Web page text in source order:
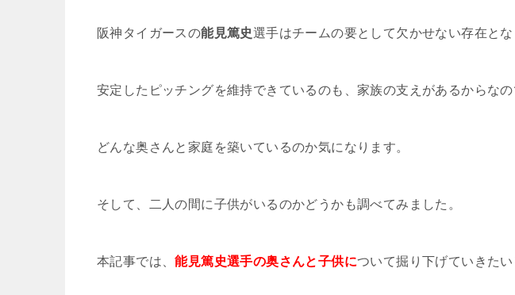
阪神タイガースの能見篤史選手はチームの要として欠かせない存在とな
安定したピッチングを維持できているのも、家族の支えがあるからなの
どんな奥さんと家庭を築いているのか気になります。
そして、二人の間に子供がいるのかどうかも調べてみました。
本記事では、能見篤史選手の奥さんと子供について掘り下げていきたい